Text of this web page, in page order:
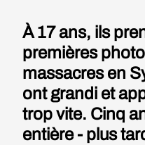
À 17 ans, ils
premières
massacres en
ont grandi et
trop vite. Cinq
entière - plus